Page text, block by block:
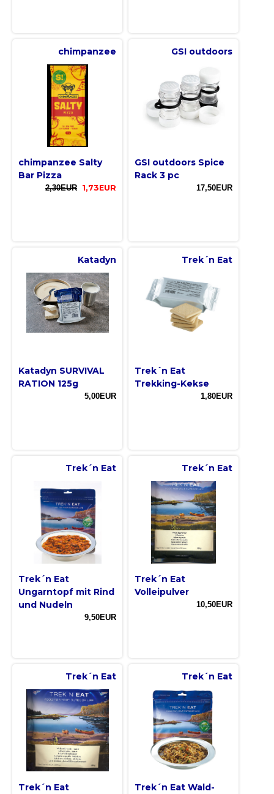
chimpanzee
chimpanzee Salty
Bar Pizza
2,30EUR 1,73EUR
GSI outdoors
GSI outdoors Spice
Rack 3 pc
17,50EUR
Katadyn
Katadyn SURVIVAL
RATION 125g
5,00EUR
Trek´n Eat
Trek´n Eat
Trekking-Kekse
1,80EUR
Trek´n Eat
Trek´n Eat
Ungarntopf mit Rind
und Nudeln
9,50EUR
Trek´n Eat
Trek´n Eat
Volleipulver
10,50EUR
Trek´n Eat
Trek´n Eat
Trek´n Eat
Trek´n Eat Wald-